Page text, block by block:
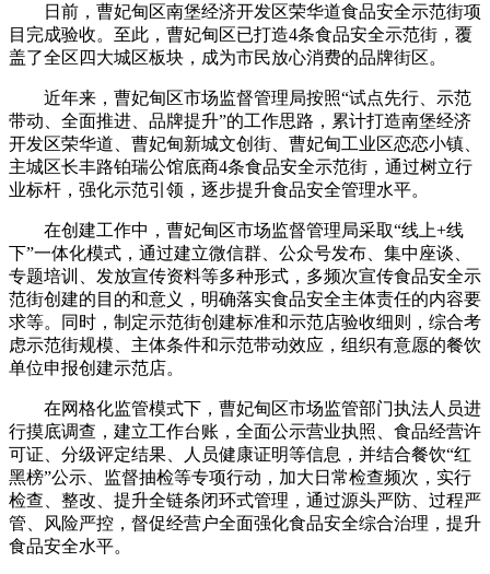
日前，曹妃甸区南堡经济开发区荣华道食品安全示范街项
目完成验收。至此，曹妃甸区已打造4条食品安全示范街，覆
盖了全区四大城区板块，成为市民放心消费的品牌街区。
近年来，曹妃甸区市场监督管理局按照“试点先行、示范
带动、全面推进、品牌提升”的工作思路，累计打造南堡经济
开发区荣华道、曹妃甸新城文创街、曹妃甸工业区恋恋小镇、
主城区长丰路铂瑞公馆底商4条食品安全示范街，通过树立行
业标杆，强化示范引领，逐步提升食品安全管理水平。
在创建工作中，曹妃甸区市场监督管理局采取“线上+线
下”一体化模式，通过建立微信群、公众号发布、集中座谈、
专题培训、发放宣传资料等多种形式，多频次宣传食品安全示
范街创建的目的和意义，明确落实食品安全主体责任的内容要
求等。同时，制定示范街创建标准和示范店验收细则，综合考
虑示范街规模、主体条件和示范带动效应，组织有意愿的餐饮
单位申报创建示范店。
在网格化监管模式下，曹妃甸区市场监管部门执法人员进
行摸底调查，建立工作台账，全面公示营业执照、食品经营许
可证、分级评定结果、人员健康证明等信息，并结合餐饮“红
黑榜”公示、监督抽检等专项行动，加大日常检查频次，实行
检查、整改、提升全链条闭环式管理，通过源头严防、过程严
管、风险严控，督促经营户全面强化食品安全综合治理，提升
食品安全水平。